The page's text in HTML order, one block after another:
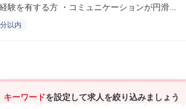
験を有する方 ・コミュニケーションが円滑...
以内
キーワードを設定して求人を絞り込みましょう